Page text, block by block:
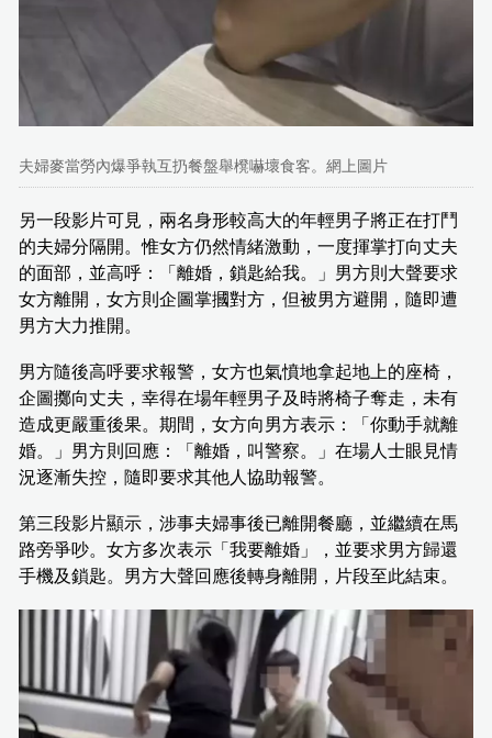
夫婦麥當勞內爆爭執互扔餐盤舉櫈嚇壞食客。網上圖片
另一段影片可見，兩名身形較高大的年輕男子將正在打鬥
的夫婦分隔開。惟女方仍然情緒激動，一度揮掌打向丈夫
的面部，並高呼：「離婚，鎖匙給我。」男方則大聲要求
女方離開，女方則企圖掌摑對方，但被男方避開，隨即遭
男方大力推開。
男方隨後高呼要求報警，女方也氣憤地拿起地上的座椅，
企圖擲向丈夫，幸得在場年輕男子及時將椅子奪走，未有
造成更嚴重後果。期間，女方向男方表示：「你動手就離
婚。」男方則回應：「離婚，叫警察。」在場人士眼見情
況逐漸失控，隨即要求其他人協助報警。
第三段影片顯示，涉事夫婦事後已離開餐廳，並繼續在馬
路旁爭吵。女方多次表示「我要離婚」，並要求男方歸還
手機及鎖匙。男方大聲回應後轉身離開，片段至此結束。